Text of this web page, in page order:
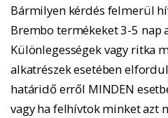
Bármilyen kérdés felmerül
Brembo termékeket 3-5 nap
Különlegességek vagy ritka
alkatrészek esetében
határidő erről MINDEN
vagy ha felhívtok minket azt